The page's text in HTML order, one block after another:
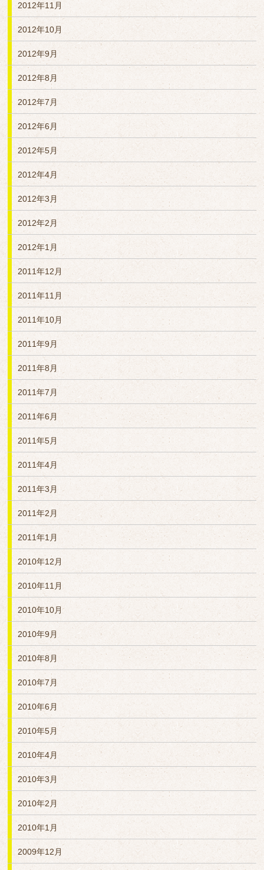
2012年11月
2012年10月
2012年9月
2012年8月
2012年7月
2012年6月
2012年5月
2012年4月
2012年3月
2012年2月
2012年1月
2011年12月
2011年11月
2011年10月
2011年9月
2011年8月
2011年7月
2011年6月
2011年5月
2011年4月
2011年3月
2011年2月
2011年1月
2010年12月
2010年11月
2010年10月
2010年9月
2010年8月
2010年7月
2010年6月
2010年5月
2010年4月
2010年3月
2010年2月
2010年1月
2009年12月